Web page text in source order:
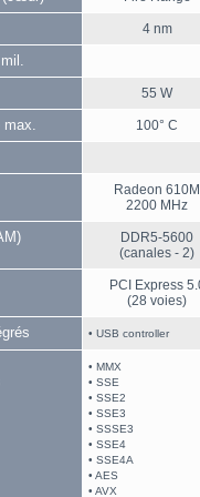
4 nm
55 W
max. 100° C
Radeon 610M
2200 MHz
DDR5-5600
(canales - 2)
PCI Express
(28 voies)
• USB controller
• MMX
• SSE
• SSE2
• SSE3
• SSSE3
• SSE4
• SSE4A
• AES
• AVX